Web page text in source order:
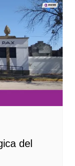
del